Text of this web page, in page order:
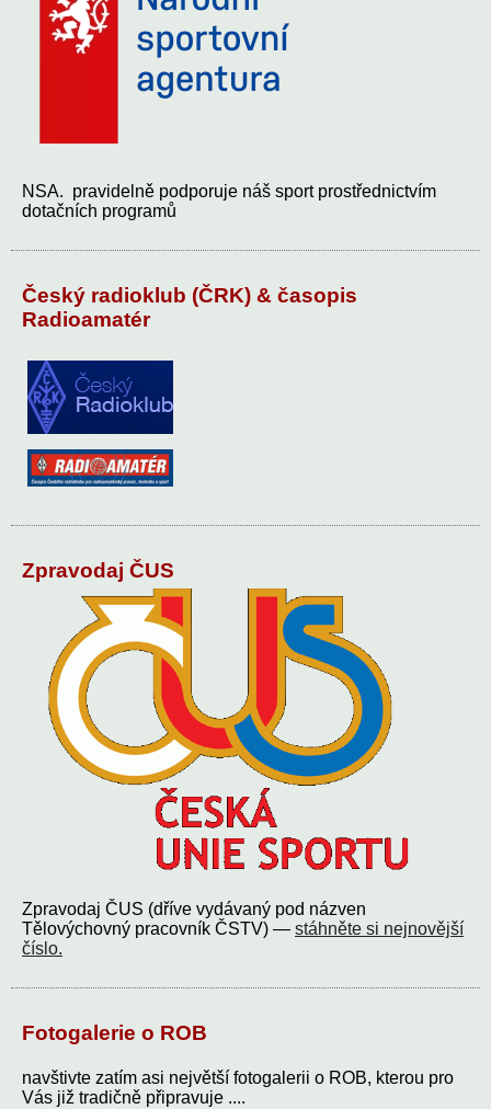
NSA. pravidelně podporuje náš sport prostřednictvím
dotačních programů
Český radioklub (ČRK) & časopis
Radioamatér
Zpravodaj ČUS
Zpravodaj ČUS (dříve vydávaný pod názven
Tělovýchovný pracovník ČSTV) — stáhněte si nejnovější
číslo.
Fotogalerie o ROB
navštivte zatím asi největší fotogalerii o ROB, kterou pro
Vás již tradičně připravuje ....